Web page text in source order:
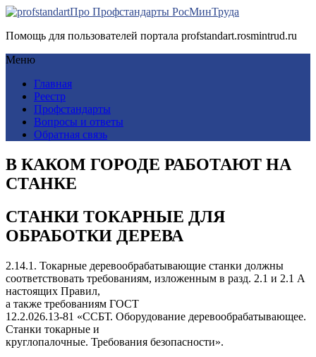
Про Профстандарты РосМинТруда
Помощь для пользователей портала profstandart.rosmintrud.ru
Меню
Главная
Реестр
Профстандарты
Вопросы и ответы
Обратная связь
В КАКОМ ГОРОДЕ РАБОТАЮТ НА
СТАНКЕ
СТАНКИ ТОКАРНЫЕ ДЛЯ
ОБРАБОТКИ ДЕРЕВА
2.14.1. Токарные деревообрабатывающие станки должны
соответствовать требованиям, изложенным в разд. 2.1 и 2.1 А
настоящих Правил,
а также требованиям ГОСТ
12.2.026.13-81 «ССБТ. Оборудование деревообрабатывающее.
Станки токарные и
круглопалочные. Требования безопасности».